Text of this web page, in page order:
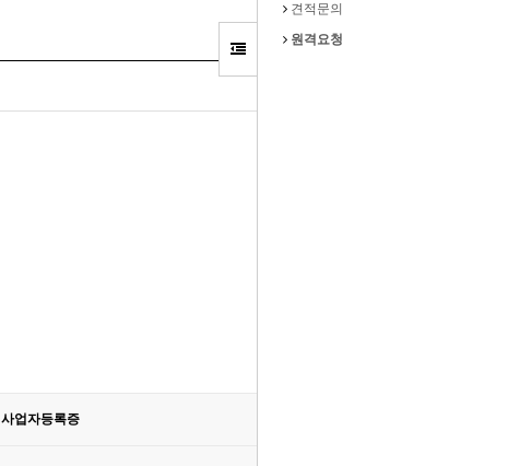
견적문의
원격요청
사업자등록증